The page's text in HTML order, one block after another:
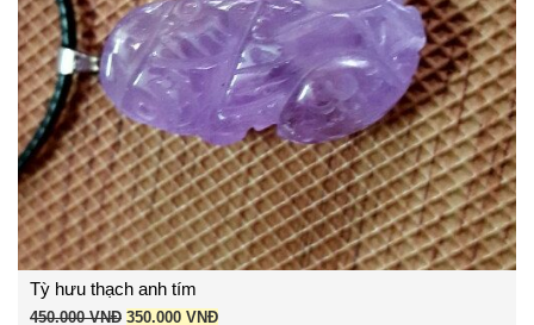
Tỳ hưu thạch anh tím
450.000VNĐ Giá
350.000 VNĐGiá